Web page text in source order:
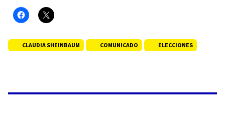
CLAUDIA SHEINBAUM COMUNICADO ELECCIONES